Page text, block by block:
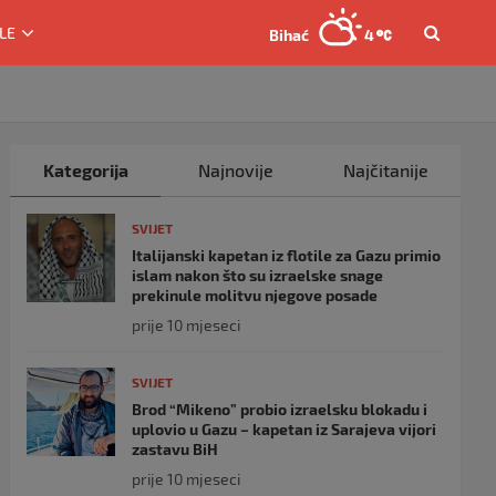
Bihać 4
Kategorija Najnovije Najčitanije
SVIJET
Italijanski kapetan iz flotile za Gazu primio
islam nakon što su izraelske snage
prekinule molitvu njegove posade
prije 10 mjeseci
SVIJET
Brod “Mikeno” probio izraelsku blokadu i
uplovio u Gazu – kapetan iz Sarajeva vijori
zastavu BiH
prije 10 mjeseci